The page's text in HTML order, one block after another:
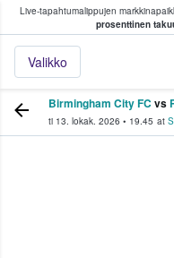
Live-tapahtumalippujen
prosenttinen
Valikko
fanit ostavat ja
Birmingham City FC vs
ti 13. lokak. 2026 • 19.45 at